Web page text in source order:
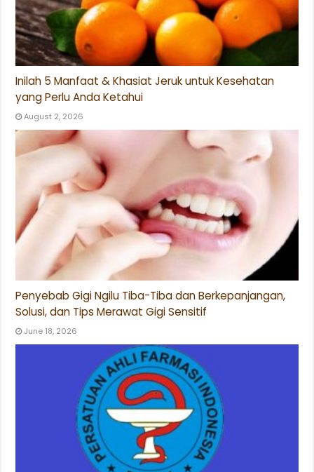
Inilah 5 Manfaat & Khasiat Jeruk untuk Kesehatan
yang Perlu Anda Ketahui
August 2, 2026
Penyebab Gigi Ngilu Tiba-Tiba dan Berkepanjangan,
Solusi, dan Tips Merawat Gigi Sensitif
June 18, 2026